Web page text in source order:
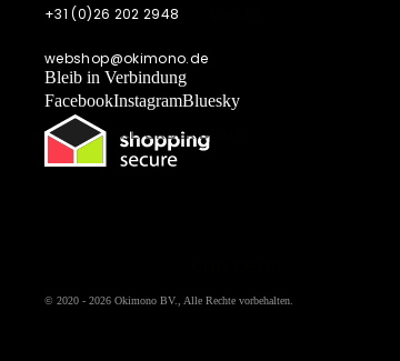
PRE-ORDER DEALS
OKIMONO MEMBERSHIP
NEWSLETTER
+31 (0)26 202 2948
webshop@okimono.de
Bleib in Verbindung
FacebookInstagramBluesky
© 2020 - 2026 Okimono BV. , Alle Rechte vorbehalten.